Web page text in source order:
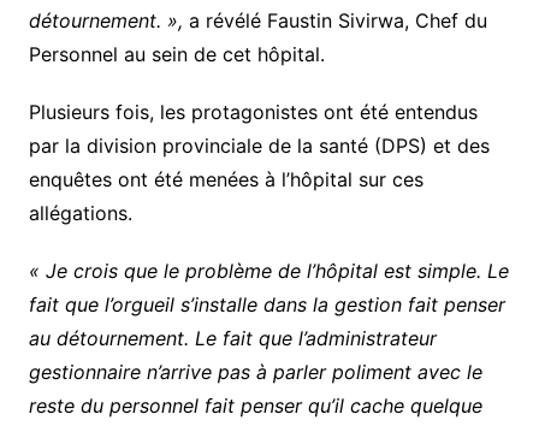
détournement. », a révélé Faustin Sivirwa, Chef du
Personnel au sein de cet hôpital.
Plusieurs fois, les protagonistes ont été entendus
par la division provinciale de la santé (DPS) et des
enquêtes ont été menées à l’hôpital sur ces
allégations.
« Je crois que le problème de l’hôpital est simple. Le
fait que l’orgueil s’installe dans la gestion fait penser
au détournement. Le fait que l’administrateur
gestionnaire n’arrive pas à parler poliment avec le
reste du personnel fait penser qu’il cache quelque